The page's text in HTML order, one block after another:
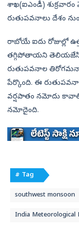
శాఖ(ఐఎండీ) శుక్రవారం
రుతుపవనాలు దేశం
రాబోయే ఐదు రోజుల్లో
తగ్గిపోతాయని
రుతుపవనాల
పేర్కొంది. ఈ
వర్షపాతం నమోదు
నమోదైంది.
# Tag
southwest monsoon
India Meteorological